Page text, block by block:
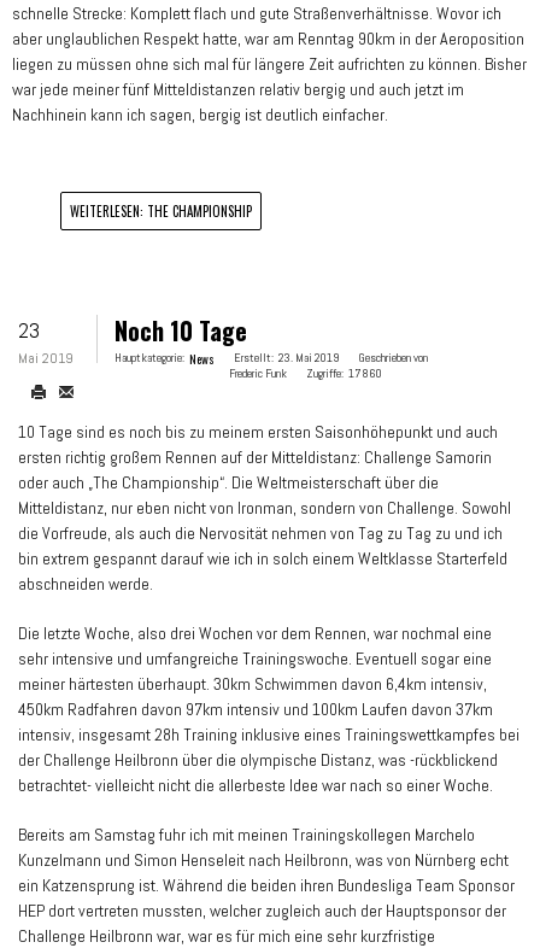
schnelle Strecke: Komplett flach und gute Straßenverhältnisse. Wovor ich
aber unglaublichen Respekt hatte, war am Renntag 90km in der Aeroposition
liegen zu müssen ohne sich mal für längere Zeit aufrichten zu können. Bisher
war jede meiner fünf Mitteldistanzen relativ bergig und auch jetzt im
Nachhinein kann ich sagen, bergig ist deutlich einfacher.
WEITERLESEN: THE CHAMPIONSHIP
23
Mai 2019
Noch 10 Tage
Hauptkategorie: News Erstellt: 23. Mai 2019
Geschrieben von
Frederic Funk
Zugriffe: 17860
10 Tage sind es noch bis zu meinem ersten Saisonhöhepunkt und auch
ersten richtig großem Rennen auf der Mitteldistanz: Challenge Samorin
oder auch „The Championship“. Die Weltmeisterschaft über die
Mitteldistanz, nur eben nicht von Ironman, sondern von Challenge. Sowohl
die Vorfreude, als auch die Nervosität nehmen von Tag zu Tag zu und ich
bin extrem gespannt darauf wie ich in solch einem Weltklasse Starterfeld
abschneiden werde.
Die letzte Woche, also drei Wochen vor dem Rennen, war nochmal eine
sehr intensive und umfangreiche Trainingswoche. Eventuell sogar eine
meiner härtesten überhaupt. 30km Schwimmen davon 6,4km intensiv,
450km Radfahren davon 97km intensiv und 100km Laufen davon 37km
intensiv, insgesamt 28h Training inklusive eines Trainingswettkampfes bei
der Challenge Heilbronn über die olympische Distanz, was -rückblickend
betrachtet- vielleicht nicht die allerbeste Idee war nach so einer Woche.
Bereits am Samstag fuhr ich mit meinen Trainingskollegen Marchelo
Kunzelmann und Simon Henseleit nach Heilbronn, was von Nürnberg echt
ein Katzensprung ist. Während die beiden ihren Bundesliga Team Sponsor
HEP dort vertreten mussten, welcher zugleich auch der Hauptsponsor der
Challenge Heilbronn war, war es für mich eine sehr kurzfristige